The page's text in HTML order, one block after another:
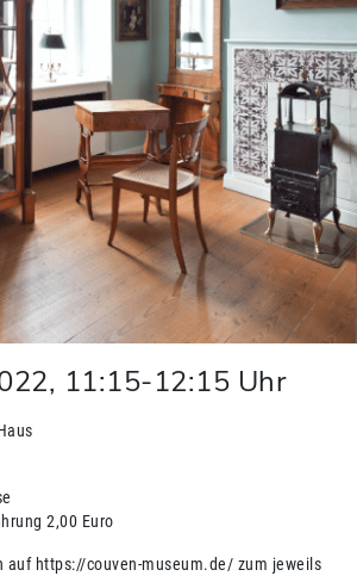
, 11:15-12:15 Uhr
2,00 Euro
auf https://couven-museum.de/ zum jeweils